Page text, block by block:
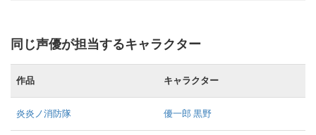
同じ声優が担当するキャラクター
作品 キャラクター
炎炎ノ消防隊 優一郎 黒野